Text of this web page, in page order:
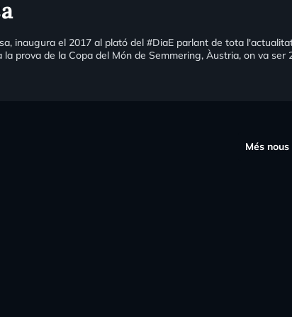
inaugura el 2017 al plató del #DiaE parlant de tota
prova de la Copa del Món de Semmering, Àustria, on va ser
Més nous